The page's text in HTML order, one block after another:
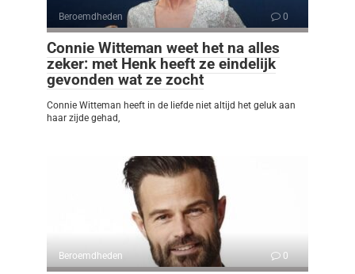
Beroemdheden 0
Connie Witteman weet het na alles
zeker: met Henk heeft ze eindelijk
gevonden wat ze zocht
Connie Witteman heeft in de liefde niet altijd het geluk aan
haar zijde gehad,
Beroemdheden 0